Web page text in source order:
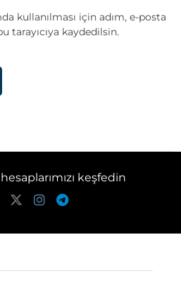
kullanılması için adım, e-posta
tarayıcıya kaydedilsin.
keşfedin